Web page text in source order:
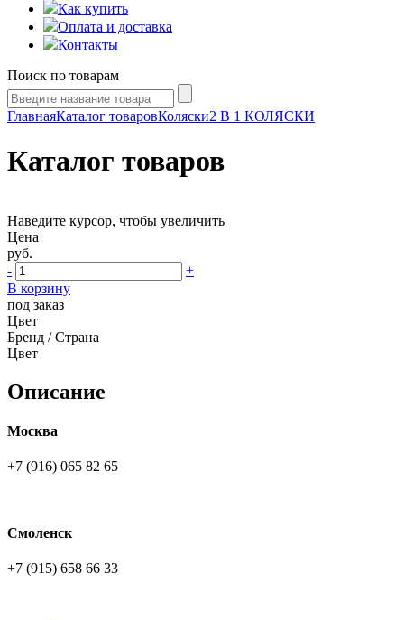
Как купить
Оплата и доставка
Контакты
Поиск по товарам
ГлавнаяКаталог товаровКоляски2 В 1 КОЛЯСКИ
Каталог товаров
Наведите курсор, чтобы увеличить
Цена
руб.
-
+
В корзину
под заказ
Цвет
Бренд / Страна
Цвет
Описание
Москва
+7 (916) 065 82 65
Смоленск
+7 (915) 658 66 33